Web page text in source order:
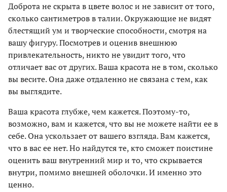
Доброта не скрыта в цвете волос и не зависит от того,
сколько сантиметров в талии. Окружающие не видят
блестящий ум и творческие способности, смотря на
вашу фигуру. Посмотрев и оценив внешнюю
привлекательность, никто не увидит того, что
отличает вас от других. Ваша красота не в том, сколько
вы весите. Она даже отдаленно не связана с тем, как
вы выглядите.
Ваша красота глубже, чем кажется. Поэтому-то,
возможно, вам и кажется, что вы не можете найти ее в
себе. Она ускользает от вашего взгляда. Вам кажется,
что в вас ее нет. Но найдутся те, кто сможет поистине
оценить ваш внутренний мир и то, что скрывается
внутри, помимо внешней оболочки. И именно это
ценно.